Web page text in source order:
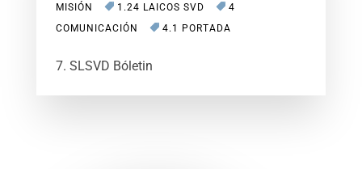
MISIÓN
1.24 LAICOS SVD
4
COMUNICACIÓN
4.1 PORTADA
7. SLSVD Bóletin